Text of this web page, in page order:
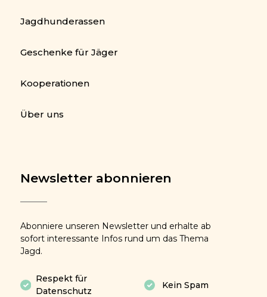
Jagdhunderassen
Geschenke für Jäger
Kooperationen
Über uns
Newsletter abonnieren
Abonniere unseren Newsletter und erhalte ab
sofort interessante Infos rund um das Thema
Jagd.
Respekt für
Datenschutz
Kein Spam